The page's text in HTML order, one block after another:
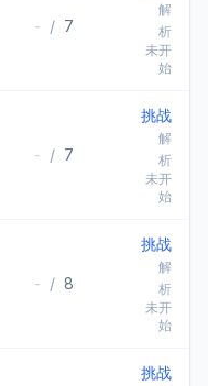
- / 7
解
析
未开
始
- / 7
挑战
解
析
未开
始
- / 8
挑战
解
析
未开
始
挑战